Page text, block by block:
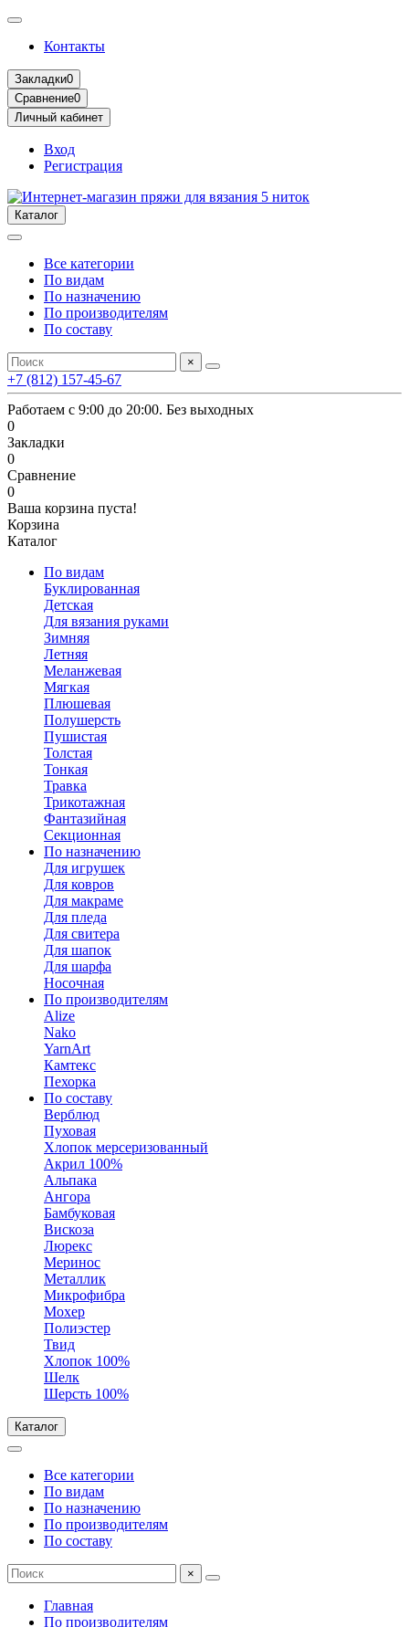
Контакты
Закладки0
Сравнение0
Личный кабинет
Вход
Регистрация
Каталог
Все категории
По видам
По назначению
По производителям
По составу
×
+7 (812) 157-45-67
Работаем с 9:00 до 20:00. Без выходных
0
Закладки
0
Сравнение
0
Ваша корзина пуста!
Корзина
Каталог
По видам
Буклированная
Детская
Для вязания руками
Зимняя
Летняя
Меланжевая
Мягкая
Плюшевая
Полушерсть
Пушистая
Толстая
Тонкая
Травка
Трикотажная
Фантазийная
Секционная
По назначению
Для игрушек
Для ковров
Для макраме
Для пледа
Для свитера
Для шапок
Для шарфа
Носочная
По производителям
Alize
Nako
YarnArt
Камтекс
Пехорка
По составу
Верблюд
Пуховая
Хлопок мерсеризованный
Акрил 100%
Альпака
Ангора
Бамбуковая
Вискоза
Люрекс
Меринос
Металлик
Микрофибра
Мохер
Полиэстер
Твид
Хлопок 100%
Шелк
Шерсть 100%
Каталог
Все категории
По видам
По назначению
По производителям
По составу
×
Главная
По производителям